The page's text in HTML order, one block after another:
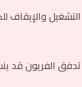
والإيقاف
الفريون قد